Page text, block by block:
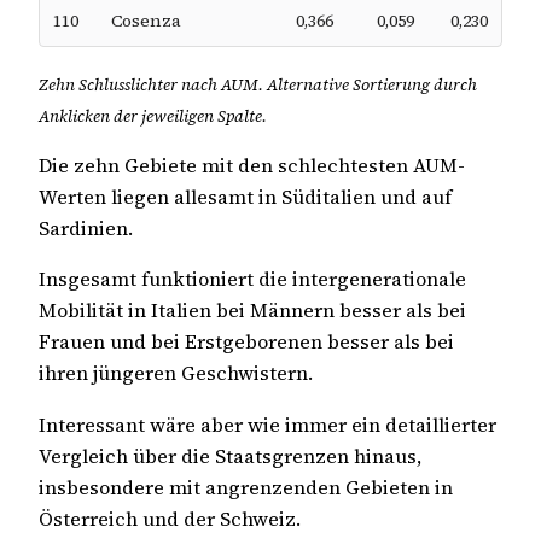
110 Cosenza 0,366 0,059 0,230
Zehn Schlusslichter nach AUM. Alternative Sortierung durch
Anklicken der jeweiligen Spalte.
Die zehn Gebiete mit den schlechtesten AUM-
Werten liegen allesamt in Süditalien und auf
Sardinien.
Insgesamt funktioniert die intergenerationale
Mobilität in Italien bei Männern besser als bei
Frauen und bei Erstgeborenen besser als bei
ihren jüngeren Geschwistern.
Interessant wäre aber wie immer ein detaillierter
Vergleich über die Staatsgrenzen hinaus,
insbesondere mit angrenzenden Gebieten in
Österreich und der Schweiz.